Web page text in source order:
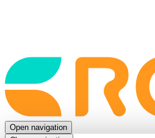
Back
to
frontpage
Open navigation